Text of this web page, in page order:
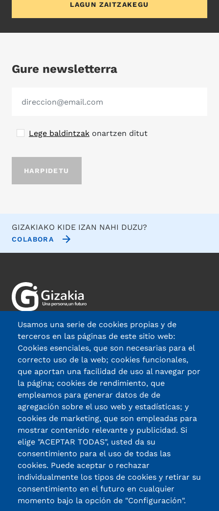
LAGUN ZAITZAKEGU
Gure newsletterra
Lege baldintzak onartzen ditut
Usamos una serie de cookies propias y de
terceros en las páginas de este sitio web:
Cookies esenciales, que son necesarias para el
correcto uso de la web; cookies funcionales,
que aportan una facilidad de uso al navegar por
la página; cookies de rendimiento, que
empleamos para generar datos de de
agregación sobre el uso web y estadísticas; y
cookies de marketing, que son empleadas para
mostrar contenido relevante y publicidad. Si
elige "ACEPTAR TODAS", usted da su
consentimiento para el uso de todas las
cookies. Puede aceptar o rechazar
individualmente los tipos de cookies y retirar su
consentimiento en el futuro en cualquier
momento bajo la opción de "Configuración".
GIZAKIAKO KIDE IZAN NAHI DUZU?
COLABORA
Madariaga Etorb. 63, 48014, Bilbo
944 471 033
fundacion@gizakia.org
Gure egoitzak
Jardun-arloak
Gizakia Fundazioa
Kontatuko dizugu